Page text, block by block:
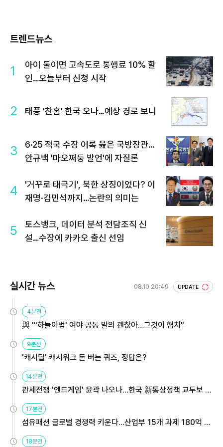
트렌드뉴스
1
아이 둘이면 고속도로 통행료 10% 할
인…오늘부터 신청 시작
2 태풍 '찬홈' 한국 오나…예상 경로 보니
3
6·25 적국 수장 어록 읊은 국방장관…
안규백 '마오쩌둥 발언'에 자질론
4
'거꾸로 태극기', 북한 상징이었다? 이
재명·김민석까지…논란의 의미는
5
토스뱅크, 데이터 분석 전담조직 신
설…수장에 카카오 출신 선임
실시간 뉴스 08.10 20:49 UPDATE
4분전
與 "'하늘이법' 여야 공동 발의 괜찮아…그것이 협치"
9분전
'캐시딜' 캐시워크 돈 버는 퀴즈, 정답은?
14분전
관세전쟁 '엔드게임' 윤곽 나오나…한국 新통상정책 교두보 활
17분전
섬유패션 글로벌 경쟁력 키운다…산업부 15개 과제 180억 지
18분전